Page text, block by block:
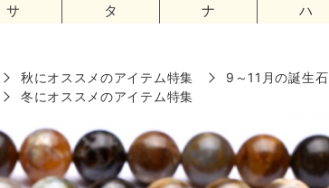
サ タ ナ ハ
秋にオススメのアイテム特集
9～11月の誕生石
冬にオススメのアイテム特集